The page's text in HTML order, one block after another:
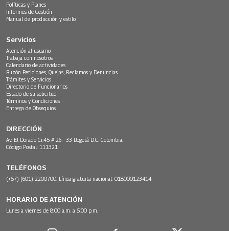
Políticas y Planes
Informes de Gestión
Manual de producción y estilo
Servicios
Atención al usuario
Trabaja con nosotros
Calendario de actividades
Buzón Peticiones, Quejas, Reclamos y Denuncias
Trámites y Servicios
Directorio de Funcionarios
Estado de su solicitud
Términos y Condiciones
Entrega de Obsequios
DIRECCIÓN
Av. El Dorado Cr.45 # 26 - 33 Bogotá D.C. Colombia.
Código Postal: 111321
TELÉFONOS
(+57) (601) 2200700. Línea gratuita nacional: 018000123414
HORARIO DE ATENCIÓN
Lunes a viernes de 8:00 a.m. a 5:00 p.m.